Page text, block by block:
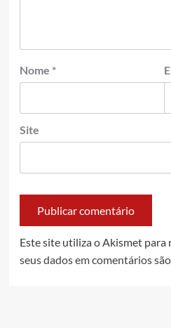
Nome *
Site
Este site utiliza o Akismet para
seus dados em comentários